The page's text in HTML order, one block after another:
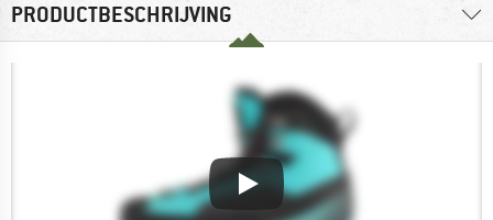
PRODUCTBESCHRIJVING